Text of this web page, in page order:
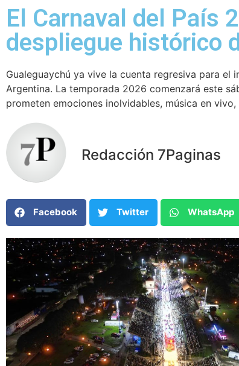
El Carnaval del País
despliegue histórico
Gualeguaychú ya vive la cuenta regresiva para
Argentina. La temporada 2026 comenzará este
prometen emociones inolvidables, música en
Redacción 7Paginas
Facebook Twitter WhatsApp